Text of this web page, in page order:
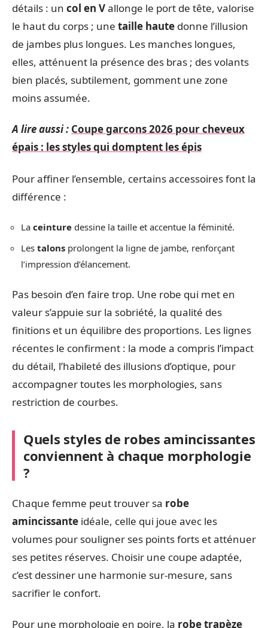
détails : un col en Vallonge le port de tête, valorise
le haut du corps ; une taille haute donne l’illusion
de jambes plus longues. Les manches longues,
elles, atténuent la présence des bras ; des volants
bien placés, subtilement, gomment une zone
moins assumée.
A lire aussi : Coupe garcons 2026 pour cheveux
épais : les styles qui domptent les épis
Pour affiner l’ensemble, certains accessoires font la
différence :
La ceinture dessine la taille et accentue la féminité.
Les talons prolongent la ligne de jambe, renforçant
l’impression d’élancement.
Pas besoin d’en faire trop. Une robe qui met en
valeur s’appuie sur la sobriété, la qualité des
finitions et un équilibre des proportions. Les lignes
récentes le confirment : la mode a compris l’impact
du détail, l’habileté des illusions d’optique, pour
accompagner toutes les morphologies, sans
restriction de courbes.
Quels styles de robes amincissantes
conviennent à chaque morphologie
?
Chaque femme peut trouver sa robe
amincissante idéale, celle qui joue avec les
volumes pour souligner ses points forts et atténuer
ses petites réserves. Choisir une coupe adaptée,
c’est dessiner une harmonie sur-mesure, sans
sacrifier le confort.
Pour une morphologie en poire, la robe trapèze